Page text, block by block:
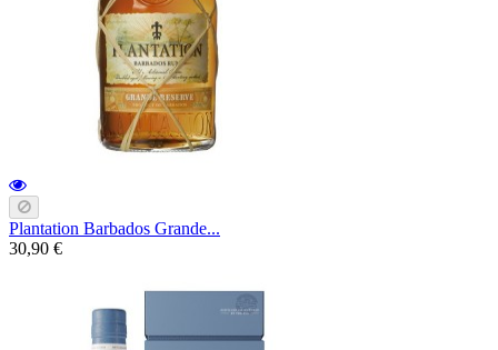
Plantation Barbados Grande...
30,90 €